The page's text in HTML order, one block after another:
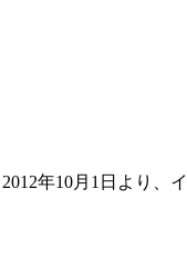
年10月1日より、